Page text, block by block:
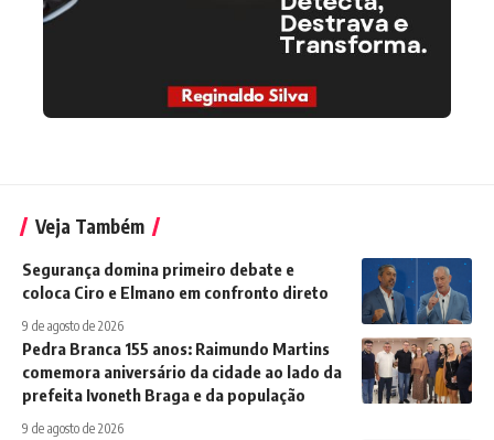
Veja Também
Segurança domina primeiro debate e
coloca Ciro e Elmano em confronto direto
9 de agosto de 2026
Pedra Branca 155 anos: Raimundo Martins
comemora aniversário da cidade ao lado da
prefeita Ivoneth Braga e da população
9 de agosto de 2026